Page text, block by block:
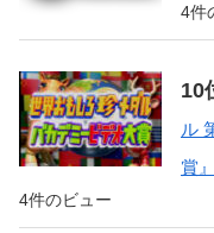
4件
ル
賞』
4件のビュー